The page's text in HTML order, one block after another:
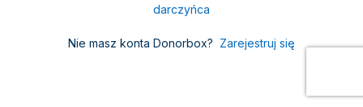
darczyńca
Nie masz konta Donorbox? Zarejestruj się